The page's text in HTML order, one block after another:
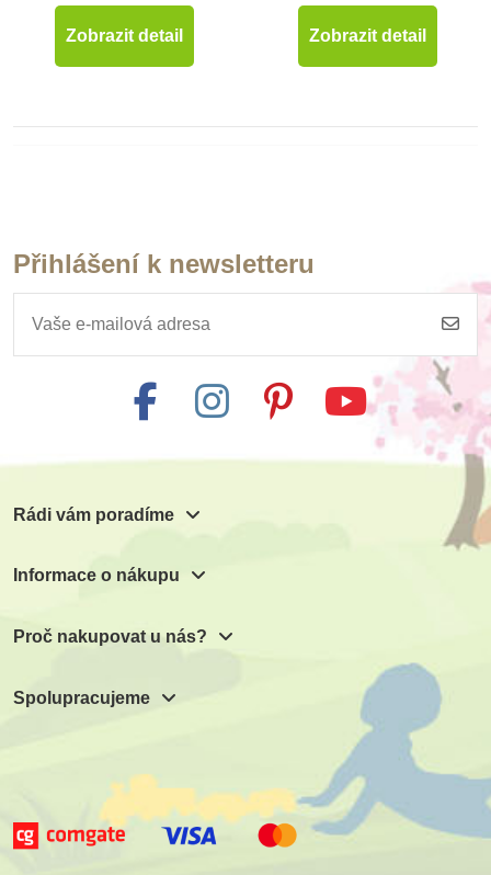
Zobrazit detail Zobrazit detail
Přihlášení k newsletteru
Rádi vám poradíme
Informace o nákupu
Proč nakupovat u nás?
Spolupracujeme